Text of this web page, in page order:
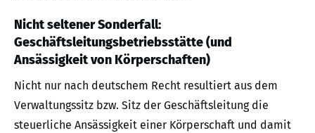
Nicht seltener Sonderfall:
Geschäftsleitungsbetriebsstätte (und
Ansässigkeit von Körperschaften)
Nicht nur nach deutschem Recht resultiert aus dem
Verwaltungssitz bzw. Sitz der Geschäftsleitung die
steuerliche Ansässigkeit einer Körperschaft und damit